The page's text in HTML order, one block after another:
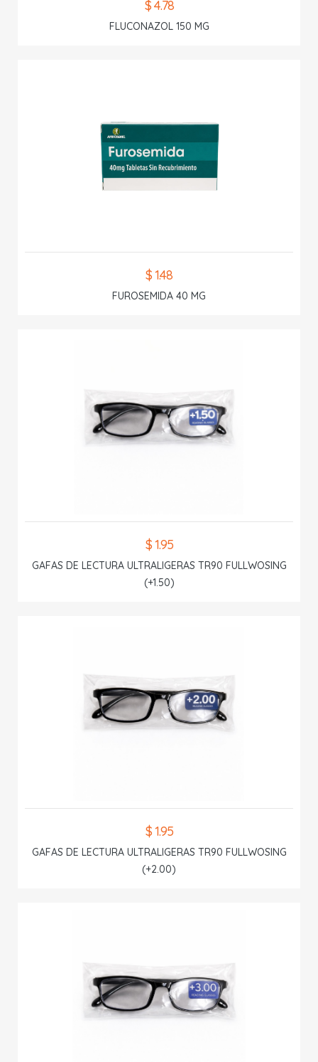
$ 4.78
FLUCONAZOL 150 MG
$ 1.48
FUROSEMIDA 40 MG
$ 1.95
GAFAS DE LECTURA ULTRALIGERAS TR90 FULLWOSING
(+1.50)
$ 1.95
GAFAS DE LECTURA ULTRALIGERAS TR90 FULLWOSING
(+2.00)